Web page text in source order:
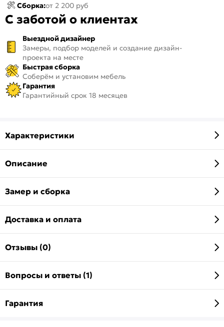
Сборка:от 2 200 руб
С заботой о клиентах
Выездной дизайнер
Замеры, подбор моделей и создание дизайн-
проекта на месте
Быстрая сборка
Соберём и установим мебель
Гарантия
Гарантийный срок 18 месяцев
Характеристики
Описание
Замер и сборка
Доставка и оплата
Отзывы (0)
Вопросы и ответы (1)
Гарантия